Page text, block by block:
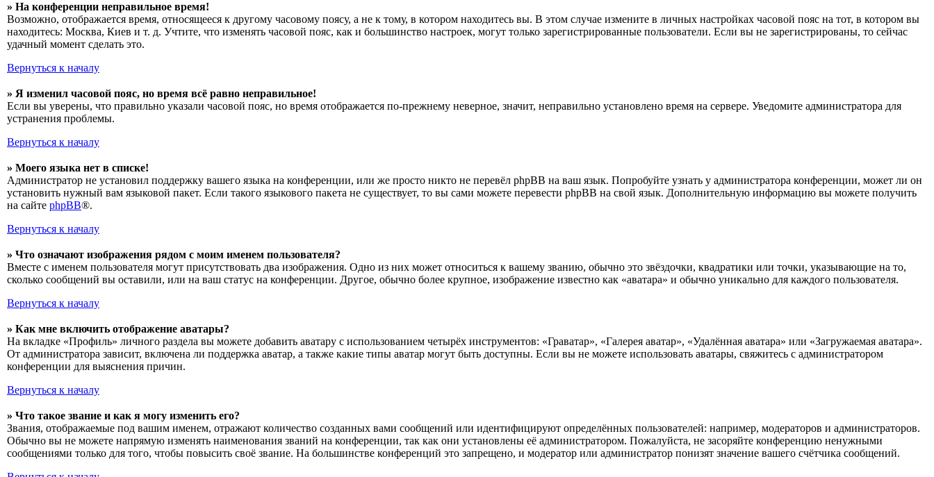
» На конференции неправильное время!
Возможно, отображается время, относящееся к другому часовому поясу, а не к тому, в котором находитесь вы. В этом случае измените в личных настройках часовой пояс на тот, в котором вы
находитесь: Москва, Киев и т. д. Учтите, что изменять часовой пояс, как и большинство настроек, могут только зарегистрированные пользователи. Если вы не зарегистрированы, то сейчас
удачный момент сделать это.
Вернуться к началу
» Я изменил часовой пояс, но время всё равно неправильное!
Если вы уверены, что правильно указали часовой пояс, но время отображается по-прежнему неверное, значит, неправильно установлено время на сервере. Уведомите администратора для
устранения проблемы.
Вернуться к началу
» Моего языка нет в списке!
Администратор не установил поддержку вашего языка на конференции, или же просто никто не перевёл phpBB на ваш язык. Попробуйте узнать у администратора конференции, может ли он
установить нужный вам языковой пакет. Если такого языкового пакета не существует, то вы сами можете перевести phpBB на свой язык. Дополнительную информацию вы можете получить
на сайте phpBB®.
Вернуться к началу
» Что означают изображения рядом с моим именем пользователя?
Вместе с именем пользователя могут присутствовать два изображения. Одно из них может относиться к вашему званию, обычно это звёздочки, квадратики или точки, указывающие на то,
сколько сообщений вы оставили, или на ваш статус на конференции. Другое, обычно более крупное, изображение известно как «аватара» и обычно уникально для каждого пользователя.
Вернуться к началу
» Как мне включить отображение аватары?
На вкладке «Профиль» личного раздела вы можете добавить аватару с использованием четырёх инструментов: «Граватар», «Галерея аватар», «Удалённая аватара» или «Загружаемая аватара».
От администратора зависит, включена ли поддержка аватар, а также какие типы аватар могут быть доступны. Если вы не можете использовать аватары, свяжитесь с администратором
конференции для выяснения причин.
Вернуться к началу
» Что такое звание и как я могу изменить его?
Звания, отображаемые под вашим именем, отражают количество созданных вами сообщений или идентифицируют определённых пользователей: например, модераторов и администраторов.
Обычно вы не можете напрямую изменять наименования званий на конференции, так как они установлены её администратором. Пожалуйста, не засоряйте конференцию ненужными
сообщениями только для того, чтобы повысить своё звание. На большинстве конференций это запрещено, и модератор или администратор понизят значение вашего счётчика сообщений.